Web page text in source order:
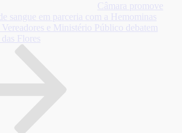
Câmara promove
sangue em parceria com a Hemominas
Vereadores e Ministério Público debatem
Flores